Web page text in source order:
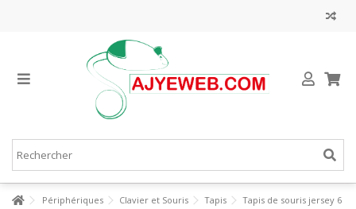
Périphériques Clavier et Souris Tapis
Tapis de souris jersey 6